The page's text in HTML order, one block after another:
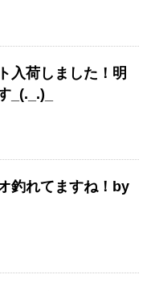
入荷しました！明
_(._.)_
釣れてますね！by